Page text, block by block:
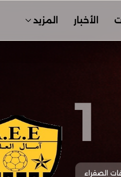
الأخبار المزيد
الصفراء
1